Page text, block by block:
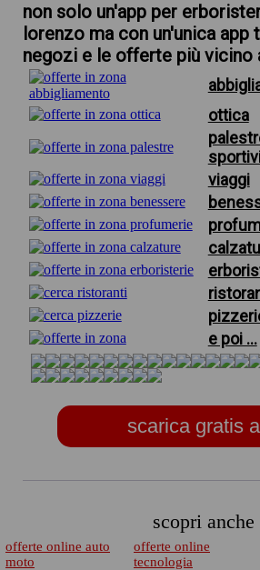
non solo un'app per
lorenzo ma con un'unica
negozi e le offerte più vicino
ottica
viaggi
e poi ...
scarica gratis
scopri anche
offerte online auto
moto
offerte online
tecnologia